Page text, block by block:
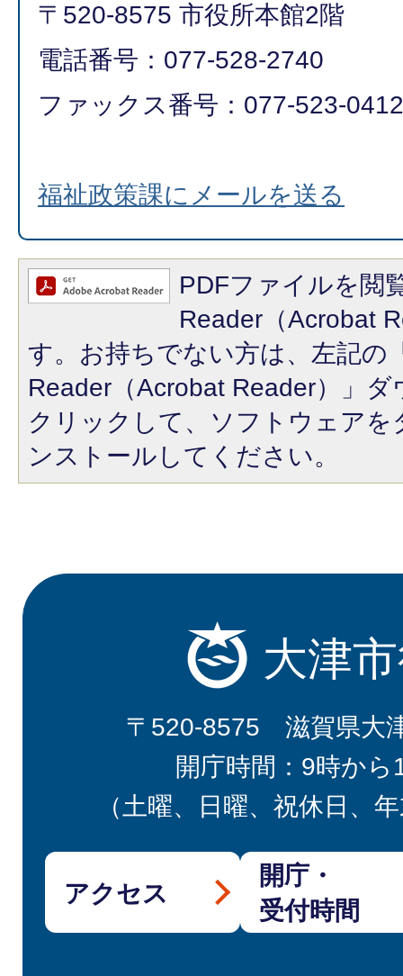
〒520-8575 市役所本館2階
電話番号：077-528-2740
ファックス番号：077-523-0412
福祉政策課にメールを送る
PDFファイルを閲
Reader（Acrobat
す。お持ちでない方は、左記の
Reader（Acrobat Reader）」
クリックして、ソフトウェア
ンストールしてください。
大津
〒520-8575 滋賀県大
開庁時間：9時から
（土曜、日曜、祝休日、
アクセス
開庁・
受付時間